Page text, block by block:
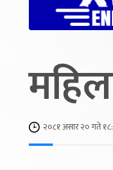
२०८१ असार २० गते